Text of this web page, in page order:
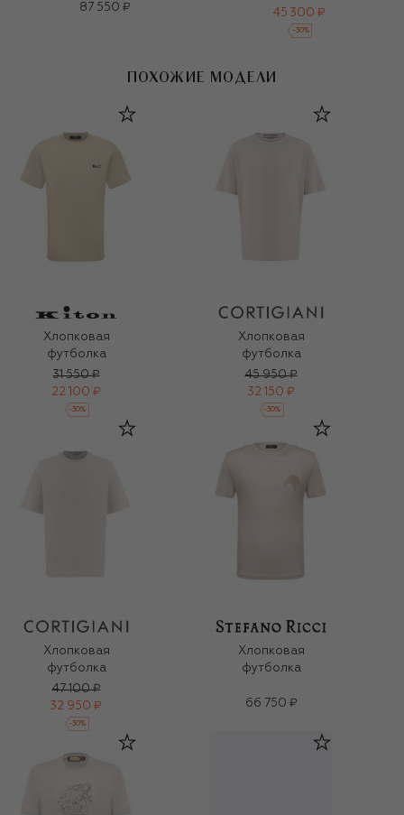
87 550 ₽
45 300 ₽
-30%
ПОХОЖИЕ МОДЕЛИ
Хлопковая
футболка
31 550 ₽
22 100 ₽
-30%
Хлопковая
футболка
45 950 ₽
32 150 ₽
-30%
Хлопковая
футболка
47 100 ₽
32 950 ₽
-30%
Хлопковая
футболка
66 750 ₽